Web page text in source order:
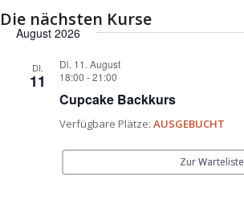
Die nächsten Kurse
August 2026
DI.
11
Di. 11. August
18:00 -21:00
Cupcake Backkurs
Verfügbare Plätze: AUSGEBUCHT
Zur Warteliste